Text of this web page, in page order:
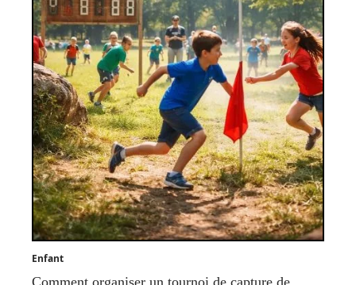
Enfant
Comment organiser un tournoi de capture de